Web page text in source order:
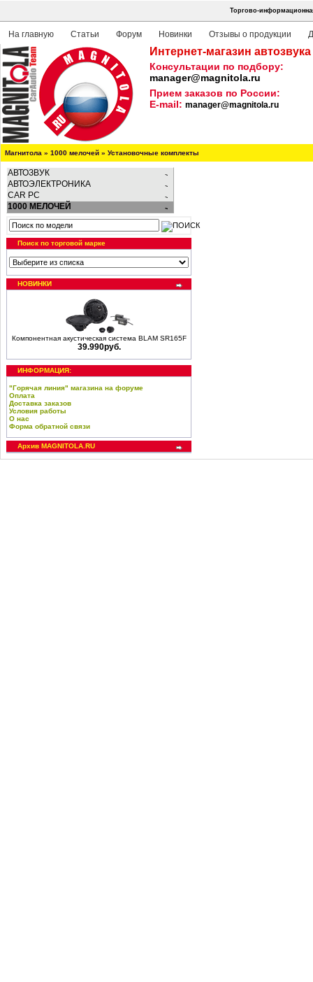
Торгово-
На главную Статьи Форум Новинки Отзывы о продукции
Интернет-магазин
Консультации по подбору:
manager@magnitola.ru
Прием заказов по России:
E-mail: manager@magnitola.ru
Магнитола » 1000 мелочей » Установочные комплекты
АВТОЗВУК
АВТОЭЛЕКТРОНИКА
CAR PC
1000 МЕЛОЧЕЙ
Поиск по торговой марке
НОВИНКИ
Компонентная акустическая система BLAM SR165F
39.990руб.
ИНФОРМАЦИЯ:
"Горячая линия" магазина на форуме
Оплата
Доставка заказов
Условия работы
О нас
Форма обратной связи
Архив MAGNITOLA.RU